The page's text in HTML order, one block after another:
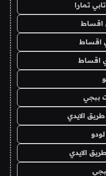
تمارا
اقساط
اقساط
اقساط
ببجي
الايدي
الايدي